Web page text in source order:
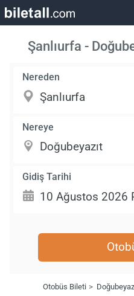
Şanlıurfa -
Nereden
Nereye
Gidiş Tarihi
Otobüs Bileti